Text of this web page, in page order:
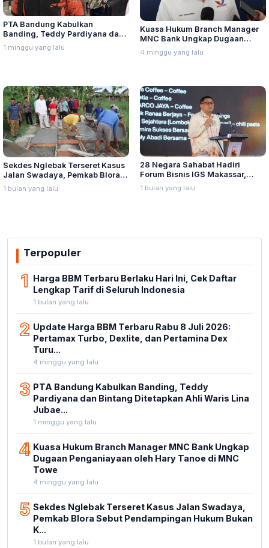
PTA Bandung Kabulkan
Banding, Teddy Pardiyana dan
Bintang Ditetapkan Ahli Waris
Lina Jubaedah
1 minggu yang lalu
Kuasa Hukum Branch Manager
MNC Bank Ungkap Dugaan
Penganiayaan oleh Hary Tanoe
di MNC Towe
4 minggu yang lalu
Sekdes Nglebak Terseret Kasus
Jalan Swadaya, Pemkab Blora
Sebut Pendampingan Hukum
Bukan Kewenangannya
1 bulan yang lalu
28 Negara Sahabat Hadiri
Forum Bisnis IGS Makassar,
Munafri Tawarkan Investasi
Stadion Untia
1 bulan yang lalu
Terpopuler
1 Harga BBM Terbaru Berlaku Hari Ini, Cek Daftar
Lengkap Tarif di Seluruh Indonesia
1 bulan yang lalu
2 Update Harga BBM Terbaru Rabu 8 Juli 2026:
Pertamax Turbo, Dexlite, dan Pertamina Dex
Turu...
4 minggu yang lalu
3 PTA Bandung Kabulkan Banding, Teddy
Pardiyana dan Bintang Ditetapkan Ahli Waris Lina
Jubae...
1 minggu yang lalu
4 Kuasa Hukum Branch Manager MNC Bank Ungkap
Dugaan Penganiayaan oleh Hary Tanoe di MNC
Towe
4 minggu yang lalu
5 Sekdes Nglebak Terseret Kasus Jalan Swadaya,
Pemkab Blora Sebut Pendampingan Hukum Bukan
K...
1 bulan yang lalu